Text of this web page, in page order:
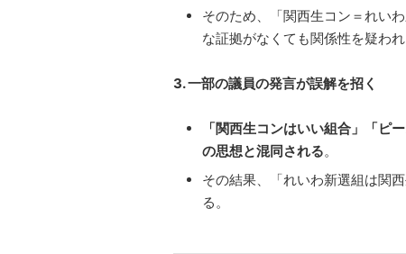
そのため、「関西生コン＝れい
な証拠がなくても関係性を疑われ
3. 一部の議員の発言が誤解を招く
「関西生コンはいい組合」「ピ
の思想と混同される。
その結果、「れいわ新選組は関
る。